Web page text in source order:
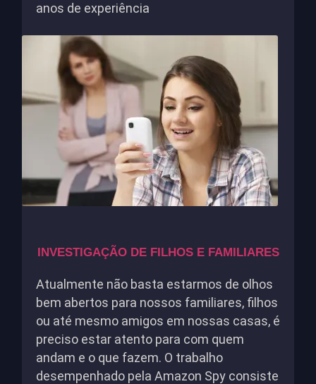
anos de experiência
INVESTIGAÇÃO DE FILHOS E FAMILIARES
Atualmente não basta estarmos de olhos
bem abertos para nossos familiares, filhos
ou até mesmo amigos em nossas casas, é
preciso estar atento para com quem
andam e o que fazem. O trabalho
desempenhado pela Amazon Spy consiste